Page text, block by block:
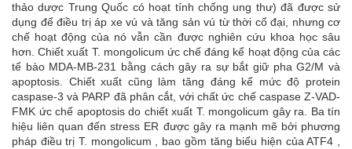
thảo dược Trung Quốc có hoạt tính chống ung thư) đã được sử
dụng để điều trị áp xe vú và tăng sản vú từ thời cổ đại, nhưng cơ
chế hoạt động của nó vẫn cần được nghiên cứu khoa học sâu
hơn. Chiết xuất T. mongolicum ức chế đáng kể hoạt động của các
tế bào MDA-MB-231 bằng cách gây ra sự bắt giữ pha G2/M và
apoptosis. Chiết xuất cũng làm tăng đáng kể mức độ protein
caspase-3 và PARP đã phân cắt, với chất ức chế caspase Z-VAD-
FMK ức chế apoptosis do chiết xuất T. mongolicum gây ra. Ba tín
hiệu liên quan đến stress ER được gây ra mạnh mẽ bởi phương
pháp điều trị T. mongolicum , bao gồm tăng biểu hiện của ATF4 ,